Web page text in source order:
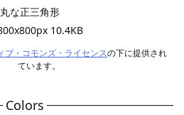
な正三角形
10.4KB
ブ・コモンズ・ライセンスの下に提供され
ています。
Colors